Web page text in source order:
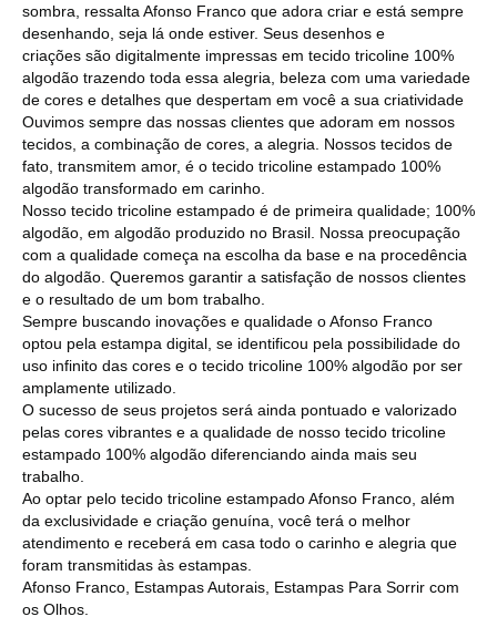
sombra, ressalta Afonso Franco que adora criar e está sempre
desenhando, seja lá onde estiver. Seus desenhos e
criações são digitalmente impressas em tecido tricoline 100%
algodão trazendo toda essa alegria, beleza com uma variedade
de cores e detalhes que despertam em você a sua criatividade
Ouvimos sempre das nossas clientes que adoram em nossos
tecidos, a combinação de cores, a alegria. Nossos tecidos de
fato, transmitem amor, é o tecido tricoline estampado 100%
algodão transformado em carinho.
Nosso tecido tricoline estampado é de primeira qualidade; 100%
algodão, em algodão produzido no Brasil. Nossa preocupação
com a qualidade começa na escolha da base e na procedência
do algodão. Queremos garantir a satisfação de nossos clientes
e o resultado de um bom trabalho.
Sempre buscando inovações e qualidade o Afonso Franco
optou pela estampa digital, se identificou pela possibilidade do
uso infinito das cores e o tecido tricoline 100% algodão por ser
amplamente utilizado.
O sucesso de seus projetos será ainda pontuado e valorizado
pelas cores vibrantes e a qualidade de nosso tecido tricoline
estampado 100% algodão diferenciando ainda mais seu
trabalho.
Ao optar pelo tecido tricoline estampado Afonso Franco, além
da exclusividade e criação genuína, você terá o melhor
atendimento e receberá em casa todo o carinho e alegria que
foram transmitidas às estampas.
Afonso Franco, Estampas Autorais, Estampas Para Sorrir com
os Olhos.